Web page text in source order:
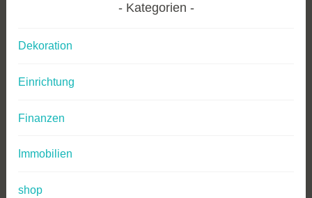
Kategorien
Dekoration
Einrichtung
Finanzen
Immobilien
shop